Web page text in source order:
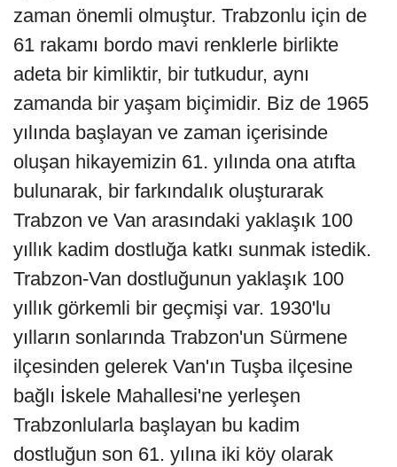
zaman önemli olmuştur. Trabzonlu için de
61 rakamı bordo mavi renklerle birlikte
adeta bir kimliktir, bir tutkudur, aynı
zamanda bir yaşam biçimidir. Biz de 1965
yılında başlayan ve zaman içerisinde
oluşan hikayemizin 61. yılında ona atıfta
bulunarak, bir farkındalık oluşturarak
Trabzon ve Van arasındaki yaklaşık 100
yıllık kadim dostluğa katkı sunmak istedik.
Trabzon-Van dostluğunun yaklaşık 100
yıllık görkemli bir geçmişi var. 1930'lu
yılların sonlarında Trabzon'un Sürmene
ilçesinden gelerek Van'ın Tuşba ilçesine
bağlı İskele Mahallesi'ne yerleşen
Trabzonlularla başlayan bu kadim
dostluğun son 61. yılına iki köy olarak